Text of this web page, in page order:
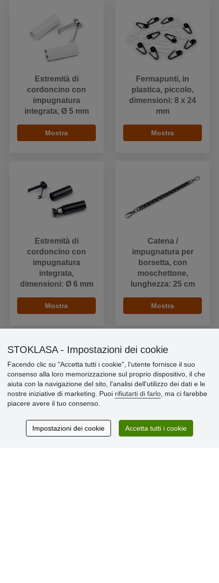
Estremità di
cordoncino con
impugnatura
integrata, Ø 5 mm
Mostra
Fermapunti, in
plastica, piccolo,
dimensioni: 8 x 24
mm
Mostra
Estremità di
cordoncino con
impugnatura
integrata,
dimensioni: Ø 6 mm
Mostra
Catena /
impugnatura per
borsetta, con
moschettone,
lunghezza: 25 cm
Mostra
Informazioni importanti
» Impostazioni dei cookie
» Termini & Condizioni
» Informativa sulla Privacy
» Garanzia e resi
» Programma fedeltà
STOKLASA - Impostazioni dei cookie
Facendo clic su "Accetta tutti i cookie", l’utente fornisce il suo
consenso alla loro memorizzazione sul proprio dispositivo, il che
aiuta con la navigazione del sito, l'analisi dell'utilizzo dei dati e le
nostre iniziative di marketing. Puoi rifiutarti di farlo , ma ci farebbe
piacere avere il tuo consenso.
Impostazioni dei cookie Accetta tutti i cookie